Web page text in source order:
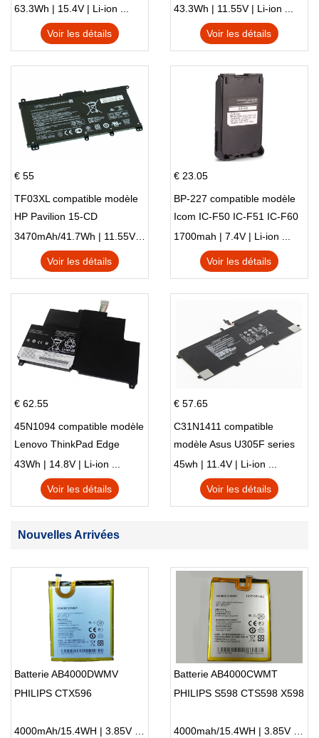
15 Series Pavilion 15 Series
63.3Wh | 15.4V | Li-ion ...
Voir les détails
L83388-AC1 L83388-421
HSTNN-LB8S M01118-421
M01144-005 13-BB 14-DV
43.3Wh | 11.55V | Li-ion ...
Voir les détails
€ 55
TF03XL compatible modèle
HP Pavilion 15-CD
3470mAh/41.7Wh | 11.55V | Li-ion ...
Voir les détails
€ 23.05
BP-227 compatible modèle
Icom IC-F50 IC-F51 IC-F60
IC-F61 IC-M87
1700mah | 7.4V | Li-ion ...
Voir les détails
€ 62.55
45N1094 compatible modèle
Lenovo ThinkPad Edge
S230u Twist
43Wh | 14.8V | Li-ion ...
Voir les détails
€ 57.65
C31N1411 compatible
modèle Asus U305F series
45wh | 11.4V | Li-ion ...
Voir les détails
Nouvelles Arrivées
Batterie AB4000DWMV
PHILIPS CTX596
4000mAh/15.4WH | 3.85V | Li-ion ...
Batterie AB4000CWMT
PHILIPS S598 CTS598 X598
4000mah/15.4WH | 3.85V | Li-ion ...